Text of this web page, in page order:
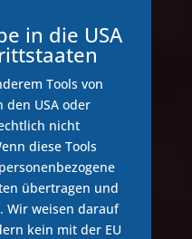
in die USA
Tools von
USA oder
nicht
diese Tools
übertragen und
Wir weisen darauf
kein mit der EU